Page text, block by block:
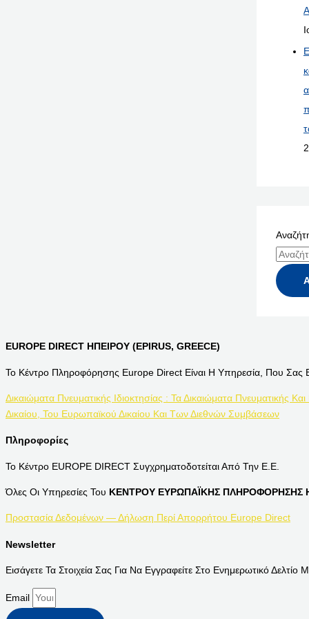
EUROPE DIRECT ΗΠΕΙΡΟΥ (EPIRUS, GREECE)
Το Κέντρο Πληροφόρησης Europe Direct Είναι Η Υπηρεσία, Που Σας
Δικαιώματα Πνευματικής Ιδιοκτησίας : Τα Δικαιώματα Πνευματικής
Δικαίου, Του Ευρωπαϊκού Δικαίου Και Των Διεθνών Συμβάσεων
Πληροφορίες
Το Κέντρο EUROPE DIRECT Συγχρηματοδοτείται Από Την Ε.Ε.
Όλες Οι Υπηρεσίες Του ΚΕΝΤΡΟΥ ΕΥΡΩΠΑΪΚΗΣ ΠΛΗΡΟΦΟΡΗΣΗΣ
Προστασία Δεδομένων — Δήλωση Περί Απορρήτου Europe Direct
Newsletter
Εισάγετε Τα Στοιχεία Σας Για Να Εγγραφείτε Στο Ενημερωτικό Δελτίο
Email